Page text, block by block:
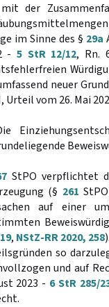
der
im Sinne des § 29a
- 5 StR 12/12, Rn.
neuer
Urteil vom 26. Mai
StPO verpflichtet
(§ 261
auf einer
, NStZ-RR 2020, 258
so
und auf
2023 - 6 StR 285/